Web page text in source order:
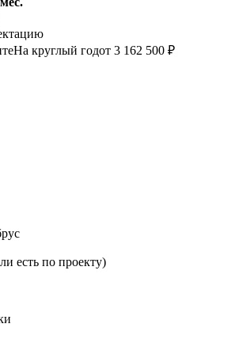
На круглый годот 3 162 500 ₽
есть по проекту)